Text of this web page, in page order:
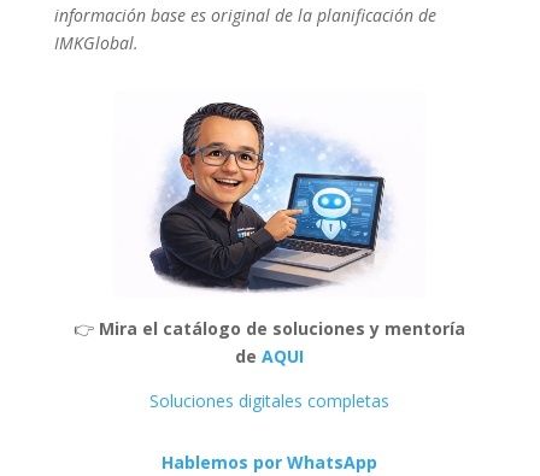
información base es original de la planificación de
IMKGlobal.
👉 Mira el catálogo de soluciones y mentoría
de AQUI
Soluciones digitales completas
Hablemos por WhatsApp